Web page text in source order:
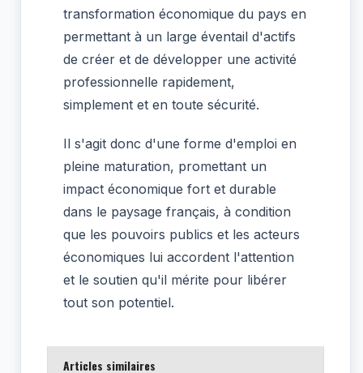
transformation économique du pays en
permettant à un large éventail d'actifs
de créer et de développer une activité
professionnelle rapidement,
simplement et en toute sécurité.
Il s'agit donc d'une forme d'emploi en
pleine maturation, promettant un
impact économique fort et durable
dans le paysage français, à condition
que les pouvoirs publics et les acteurs
économiques lui accordent l'attention
et le soutien qu'il mérite pour libérer
tout son potentiel.
Articles similaires